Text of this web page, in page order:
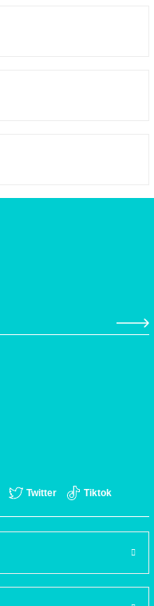
Twitter Tiktok